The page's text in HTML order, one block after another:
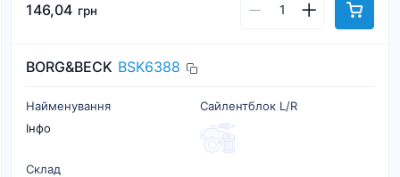
146,04 грн
BORG&BECK BSK6388
Найменування
Сайлентблок L/R
Інфо
Склад